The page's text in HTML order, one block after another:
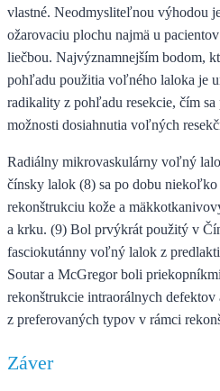
vlastné. Neodmysliteľnou výhodou
ožarovaciu plochu najmä u
liečbou. Najvýznamnejším bodom,
pohľadu použitia voľného laloka je
radikality z pohľadu resekcie, čím
možnosti dosiahnutia voľných
Radiálny mikrovaskulárny voľný
čínsky lalok (8) sa po dobu
rekonštrukciu kože a
a krku. (9) Bol prvýkrát použitý v
fasciokutánny voľný lalok z
Soutar a McGregor boli
rekonštrukcie intraorálnych defektov
z preferovaných typov v rámci
Záver